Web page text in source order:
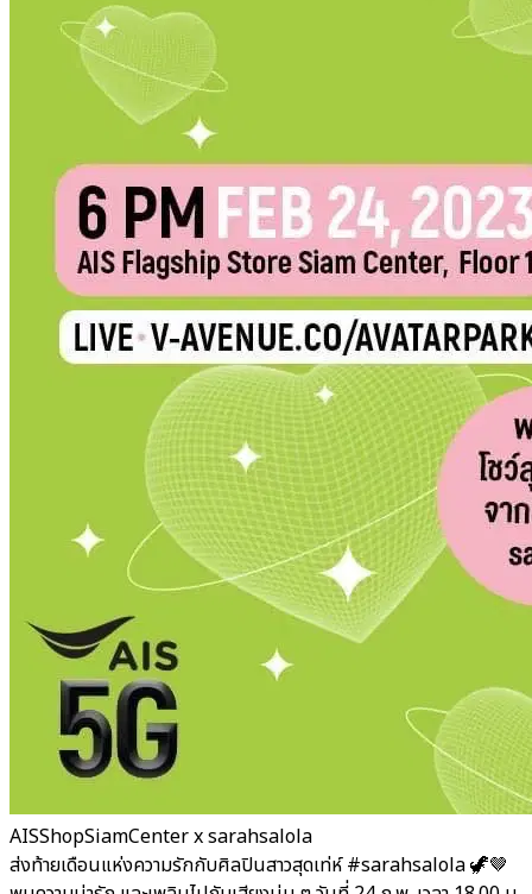
AISShopSiamCenter x sarahsalola
ส่งท้ายเดือนแห่งความรักกับศิลปินสาวสุดเท่ห์ #sarahsalola 🦖🤎